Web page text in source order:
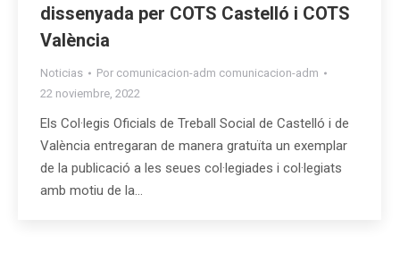
dissenyada per COTS Castelló i COTS
València
Noticias Por comunicacion-adm comunicacion-adm
22 noviembre, 2022
Els Col·legis Oficials de Treball Social de Castelló i de
València entregaran de manera gratuïta un exemplar
de la publicació a les seues col·legiades i col·legiats
amb motiu de la…